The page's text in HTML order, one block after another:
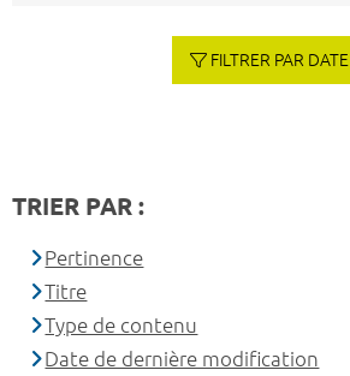
FILTRER PAR DATE
TRIER PAR :
Pertinence
Titre
Type de contenu
Date de dernière modification